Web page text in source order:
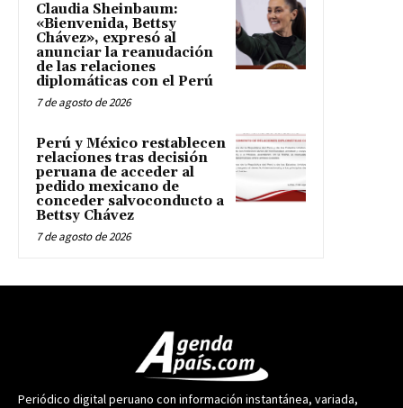
Claudia Sheinbaum:
«Bienvenida, Bettsy
Chávez», expresó al
anunciar la reanudación
de las relaciones
diplomáticas con el Perú
7 de agosto de 2026
Perú y México restablecen
relaciones tras decisión
peruana de acceder al
pedido mexicano de
conceder salvoconducto a
Bettsy Chávez
7 de agosto de 2026
Periódico digital peruano con información instantánea, variada,